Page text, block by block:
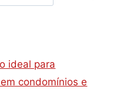
ideal para
condomínios e